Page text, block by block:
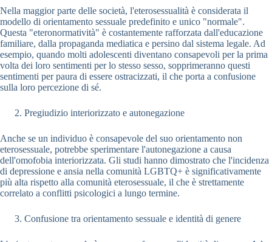
Nella maggior parte delle società, l'eterosessualità è considerata il
modello di orientamento sessuale predefinito e unico "normale".
Questa "eteronormatività" è costantemente rafforzata dall'educazione
familiare, dalla propaganda mediatica e persino dal sistema legale. Ad
esempio, quando molti adolescenti diventano consapevoli per la prima
volta dei loro sentimenti per lo stesso sesso, sopprimeranno questi
sentimenti per paura di essere ostracizzati, il che porta a confusione
sulla loro percezione di sé.
Pregiudizio interiorizzato e autonegazione
Anche se un individuo è consapevole del suo orientamento non
eterosessuale, potrebbe sperimentare l'autonegazione a causa
dell'omofobia interiorizzata. Gli studi hanno dimostrato che l'incidenza
di depressione e ansia nella comunità LGBTQ+ è significativamente
più alta rispetto alla comunità eterosessuale, il che è strettamente
correlato a conflitti psicologici a lungo termine.
Confusione tra orientamento sessuale e identità di genere